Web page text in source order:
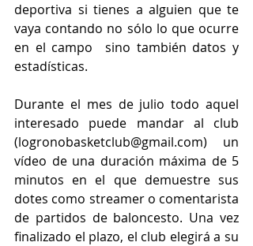
deportiva si tienes a alguien que te
vaya contando no sólo lo que ocurre
en el campo  sino también datos y
estadísticas.
Durante el mes de julio todo aquel
interesado puede mandar al club
(logronobasketclub@gmail.com) un
vídeo de una duración máxima de 5
minutos en el que demuestre sus
dotes como streamer o comentarista
de partidos de baloncesto. Una vez
finalizado el plazo, el club elegirá a su